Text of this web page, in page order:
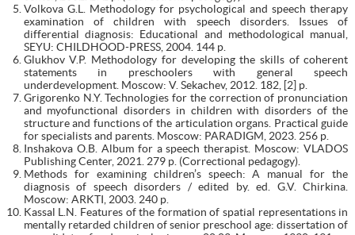
Volkova G.L. Methodology for psychological and speech therapy
examination of children with speech disorders. Issues of
differential diagnosis: Educational and methodological manual,
SEYU: CHILDHOOD-PRESS, 2004. 144 p.
Glukhov V.P. Methodology for developing the skills of coherent
statements in preschoolers with general speech
underdevelopment. Moscow: V. Sekachev, 2012. 182, [2] p.
Grigorenko N.Y. Technologies for the correction of pronunciation
and myofunctional disorders in children with disorders of the
structure and functions of the articulation organs. Practical guide
for specialists and parents. Moscow: PARADIGM, 2023. 256 p.
Inshakova O.B. Album for a speech therapist. Moscow: VLADOS
Publishing Center, 2021. 279 p. (Correctional pedagogy).
Methods for examining children’s speech: A manual for the
diagnosis of speech disorders / edited by. ed. G.V. Chirkina.
Moscow: ARKTI, 2003. 240 p.
Kassal L.N. Features of the formation of spatial representations in
mentally retarded children of senior preschool age: dissertation of